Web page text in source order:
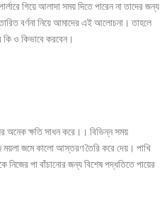
গিয়ে আলাদা সময় দিতে পারেন না তাদের জন্য
বর্ণনা নিয়ে আমাদের এই আলোচনা। তাহলে
কি ও কিভাবে করবেন।
অনেক ক্ষতি সাধন করে।। বিভিন্ন সময়
ময়লা জমে কালো আস্তরণ তৈরি করে দেয়। পাখি
পা বাঁচানোর জন্য বিশেষ পদ্ধতিতে পায়ের